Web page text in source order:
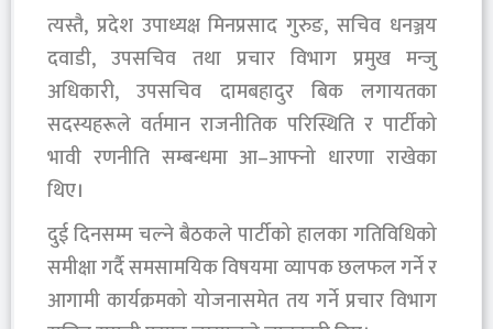
त्यस्तै, प्रदेश उपाध्यक्ष मिनप्रसाद गुरुङ, सचिव धनञ्जय
दवाडी, उपसचिव तथा प्रचार विभाग प्रमुख मन्जु
अधिकारी, उपसचिव दामबहादुर बिक लगायतका
सदस्यहरूले वर्तमान राजनीतिक परिस्थिति र पार्टीको
भावी रणनीति सम्बन्धमा आ–आफ्नो धारणा राखेका
थिए।
दुई दिनसम्म चल्ने बैठकले पार्टीको हालका गतिविधिको
समीक्षा गर्दै समसामयिक विषयमा व्यापक छलफल गर्ने र
आगामी कार्यक्रमको योजनासमेत तय गर्ने प्रचार विभाग